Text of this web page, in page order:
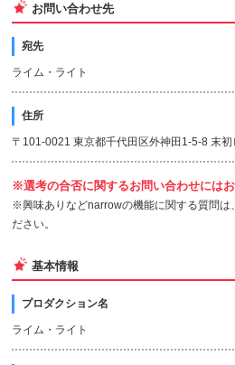
お問い合わせ先
宛先
ライム・ライト
住所
〒101-0021 東京都千代田区外神田1-5-8 末初
※選考の合否に関するお問い合わせには
※興味ありなどnarrowの機能に関する質問は
ださい。
基本情報
プロダクション名
ライム・ライト